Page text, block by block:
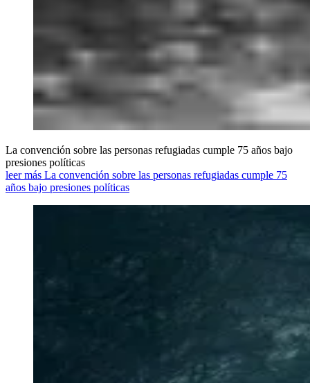
La convención sobre las personas refugiadas cumple 75 años bajo
presiones políticas
leer más La convención sobre las personas refugiadas cumple 75
años bajo presiones políticas